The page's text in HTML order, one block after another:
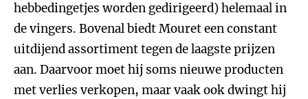
hebbedingetjes worden gedirigeerd) helemaal in
de vingers. Bovenal biedt Mouret een constant
uitdijend assortiment tegen de laagste prijzen
aan. Daarvoor moet hij soms nieuwe producten
met verlies verkopen, maar vaak ook dwingt hij